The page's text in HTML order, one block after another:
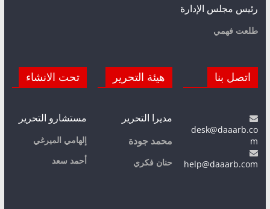
رئيس مجلس الإدارة
طلعت فهمي
اتصل بنا
desk@daaarb.co
m
help@daaarb.com
هيئة التحرير
مديرا التحرير
محمد جودة
حنان فكري
تحت الانشاء
مستشارو التحرير
إلهامي الميرغي
أحمد سعد